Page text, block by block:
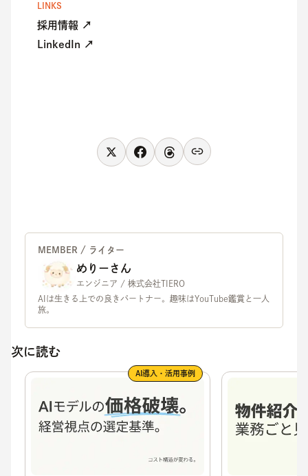
LINKS
採用情報 ↗
LinkedIn ↗
MEMBER / ライター
めりーさん
エンジニア / 株式会社TIERO
AIは生きる上での良きパートナー。趣味はYouTube鑑賞と一人
旅。
次に読む
AI導入・活用事例